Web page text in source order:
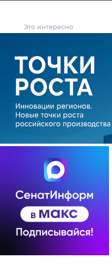
Это интересно